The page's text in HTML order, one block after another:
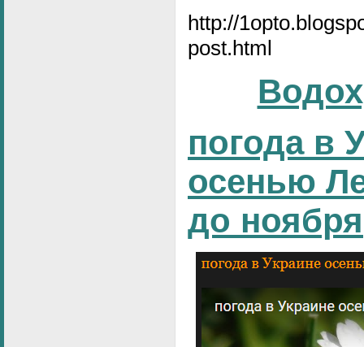
http://
post.html
погода в
осенью
до ноября